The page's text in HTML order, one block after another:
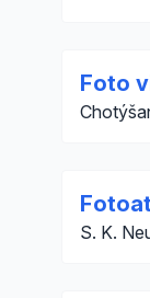
Foto
S. K.